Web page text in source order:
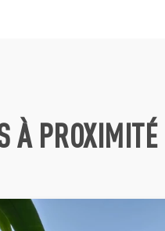
À PROXIMITÉ